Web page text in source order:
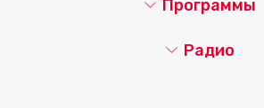
Программы
Радио